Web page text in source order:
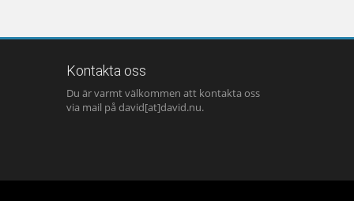
Kontakta oss
Du är varmt välkommen att kontakta oss
via mail på david[at]david.nu.